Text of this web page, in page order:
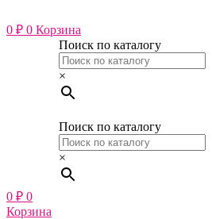
к
содержимому
0 ₽ 0 Корзина
Поиск по каталогу
×
Поиск по каталогу
×
0 ₽ 0
Корзина